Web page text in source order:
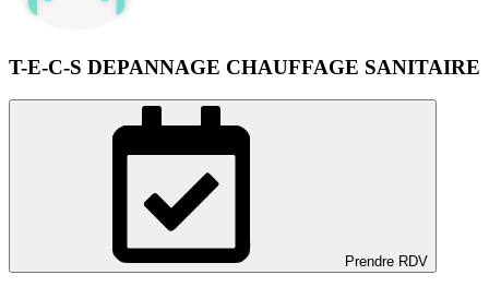
T-E-C-S DEPANNAGE CHAUFFAGE SANITAIRE
Prendre RDV